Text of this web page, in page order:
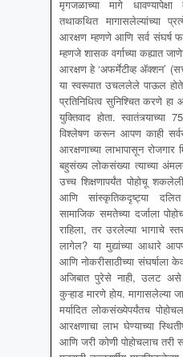
मृगजळाच्या मागे
तथाकथित मागासलेल्यांच्या
आरक्षण म्हणणे आणि सर्व संघर्ष
म्हणजे शासक वर्गाच्या कह्यात
आरक्षण हे ‘अफर्मेटीव्ह ॲक्शन’
या स्वरूपात उचललेले पाऊल
प्रतिनिधित्व सुनिश्चित करणे हा
युक्तिवाद होता. स्वातंत्र्याच्या
विश्लेषण करून आपण काही
आरक्षणाच्या लाभापासून
बहुसंख्य लोकसंख्या त्याच्या
उच्च शिक्षणापर्यंत पोहोचू
आणि सांस्कृतिकदृष्ट्या
सामाजिक समतेच्या दर्जाला
राहिला, तर उरलेल्या भागाचे
लागेल? या मुद्यांच्या आधारे
आणि नोकरीसाठीच्या संघर्षाला
अजिबात पुरेसे नाही, उलट असे
कुऱ्हाड मारणे होय. मागासलेल्या
मर्यादित लोकसंख्येपर्यंतच
आरक्षणाचा लाभ घेण्याच्या
आणि जरी कोणी पोहोचलाच तरी